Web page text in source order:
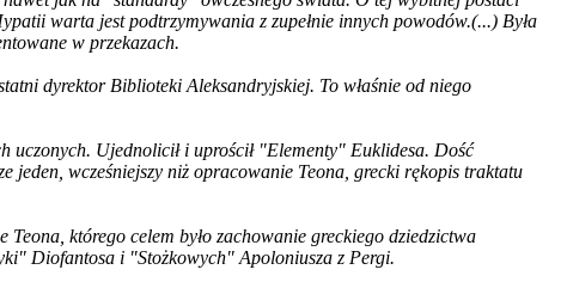
warta jest podtrzymywania z zupełnie innych powodów.(...) Była
w przekazach.
dyrektor Biblioteki Aleksandryjskiej. To właśnie od niego
uczonych. Ujednolicił i uprościł "Elementy" Euklidesa. Dość
jeden, wcześniejszy niż opracowanie Teona, grecki rękopis traktatu
którego celem było zachowanie greckiego dziedzictwa
Diofantosa i "Stożkowych" Apoloniusza z Pergi.